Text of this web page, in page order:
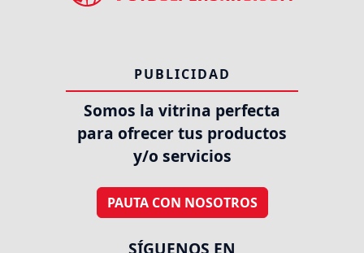
PUBLICIDAD
Somos la vitrina perfecta
para ofrecer tus productos
y/o servicios
PAUTA CON NOSOTROS
SÍGUENOS EN